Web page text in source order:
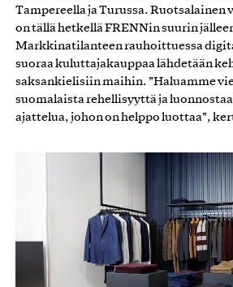
Tampereella ja Turussa. Ruotsalainen
on tällä hetkellä FRENNin suurin
Markkinatilanteen rauhoittuessa
suoraa kuluttajakauppaa lähdetään
saksankielisiin maihin. ”Haluamme
suomalaista rehellisyyttä ja
ajattelua, johon on helppo luottaa”,